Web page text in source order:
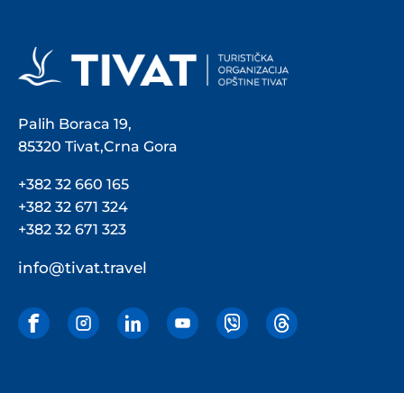
Palih Boraca 19,
85320 Tivat,Crna Gora
+382 32 660 165
+382 32 671 324
+382 32 671 323
info@tivat.travel